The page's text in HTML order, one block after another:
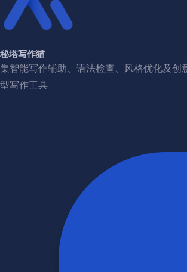
秘塔写作猫
集智能写作辅助、语法检查、风格优化及创
型写作工具